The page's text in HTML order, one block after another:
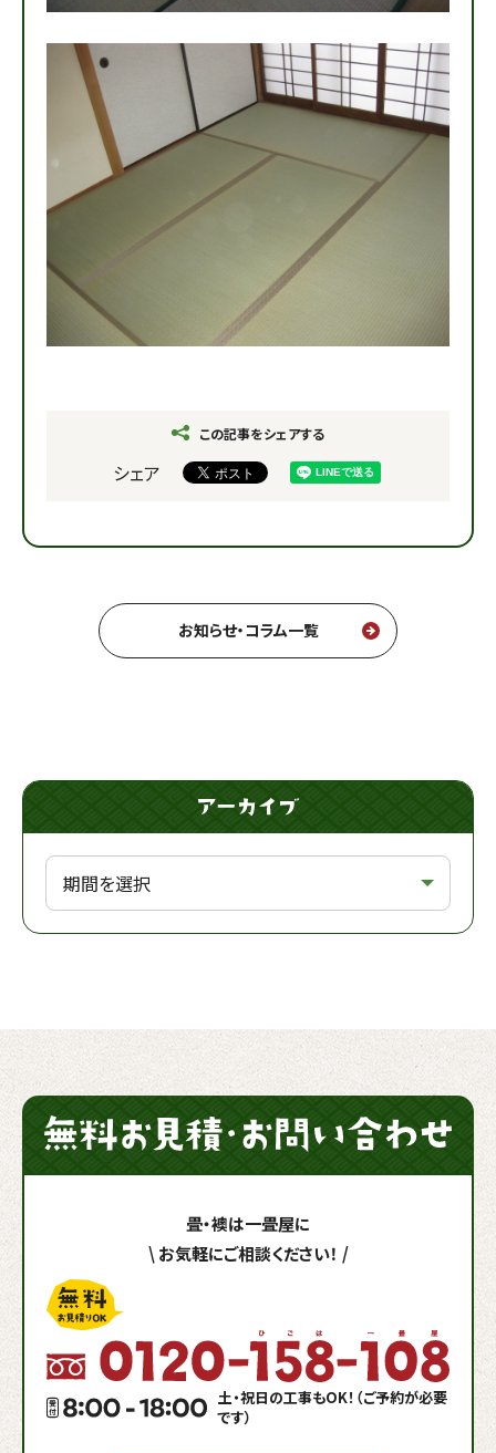
この記事をシェアする
シェア
お知らせ・コラム一覧
\
畳・襖は一畳屋に
お気軽にご相談ください！ /
土・祝日の工事もOK！（ご予約が必要
です）